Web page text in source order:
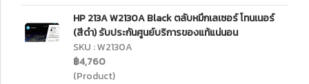
HP 213A W2130A Black ตลับหมึกเลเซอร์ โทนเนอร์
(สีดำ) รับประกันศูนย์บริการของแท้แน่นอน
SKU : W2130A
฿4,760
(Product)